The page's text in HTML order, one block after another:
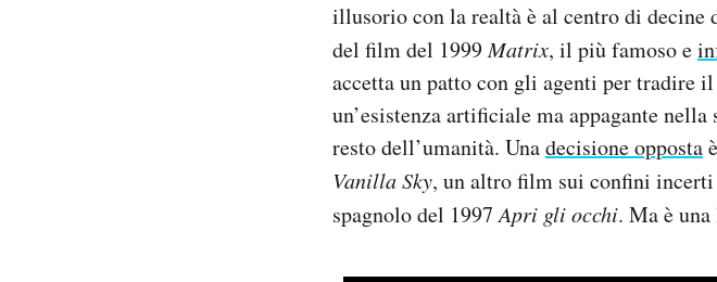
illusorio con la realtà è al centro di decine
del film del 1999Matrix, il più famoso e
accetta un patto con gli agenti per tradire
un’esistenza artificiale ma appagante
resto dell’umanità. Unadecisione opposta
Vanilla Sky, un altro film sui confini
spagnolo del 1997Apri gli occhi. Ma è